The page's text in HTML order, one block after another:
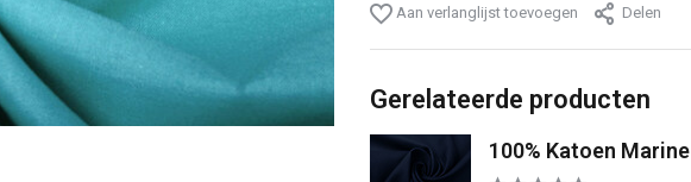
Aan verlanglijst toevoegen Delen
Gerelateerde producten
100% Katoen Marine